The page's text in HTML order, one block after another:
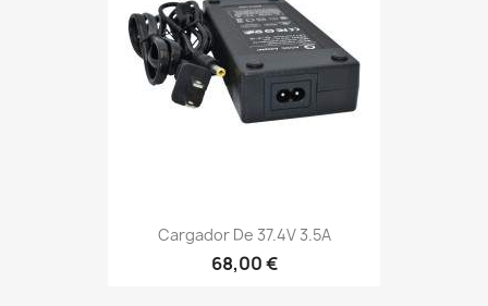
Cargador De 37.4V 3.5A
68,00 €